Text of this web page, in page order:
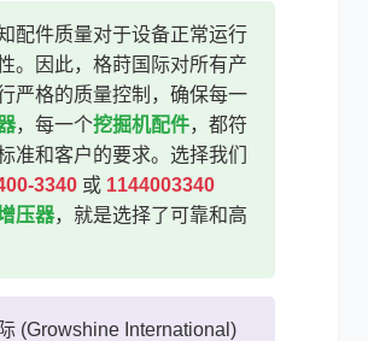
配件质量对于设备正常运行
。因此，格莳国际对所有产
严格的质量控制，确保每一
，每一个挖掘机配件，都符
准和客户的要求。选择我们
3340 或 1144003340
压器，就是选择了可靠和高
(Growshine International)